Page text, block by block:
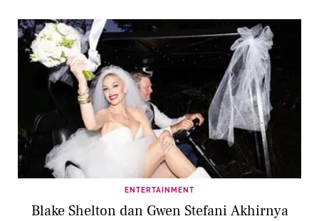
ENTERTAINMENT
Blake Shelton dan Gwen Stefani Akhirnya